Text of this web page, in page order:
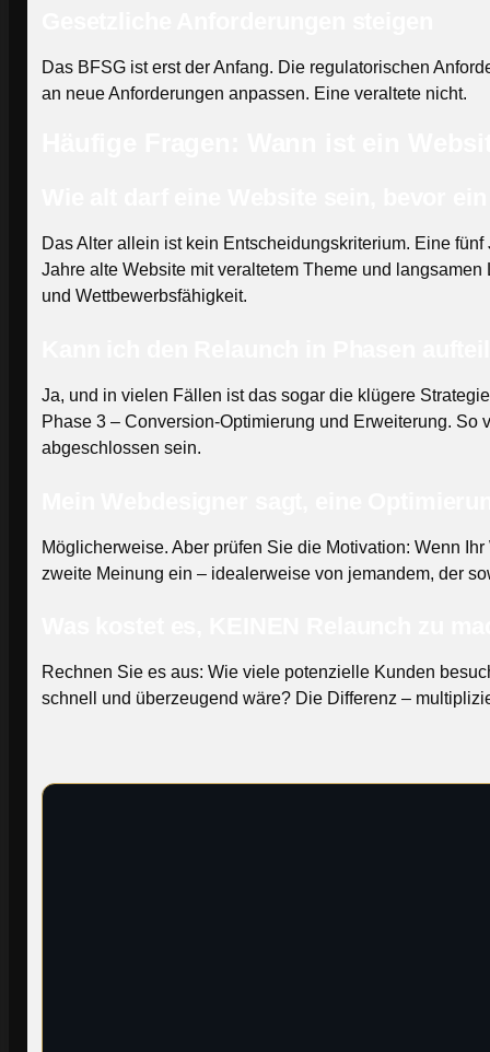
Das BFSG ist erst der Anfang. Die regulatorischen
an neue Anforderungen anpassen. Eine veraltete nicht.
Das Alter allein ist kein Entscheidungskriterium. Eine
Jahre alte Website mit veraltetem Theme und
und Wettbewerbsfähigkeit.
Ja, und in vielen Fällen ist das sogar die klügere
Phase 3 – Conversion-Optimierung und Erweiterung.
abgeschlossen sein.
Möglicherweise. Aber prüfen Sie die Motivation: Wenn
zweite Meinung ein – idealerweise von jemandem, der
Rechnen Sie es aus: Wie viele potenzielle Kunden
schnell und überzeugend wäre? Die Differenz –